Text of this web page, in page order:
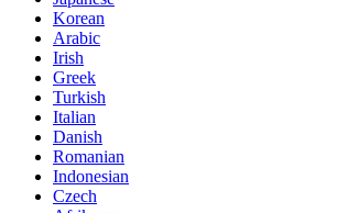
Korean
Arabic
Irish
Greek
Turkish
Italian
Danish
Romanian
Indonesian
Czech